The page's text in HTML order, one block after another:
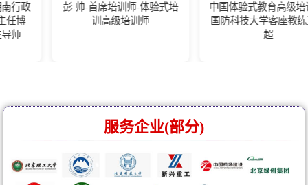
彭 帅-首席培训师-体验式培
训高级培训师
中国体验式教育高级培训师-
国防科技大学客座教练王佰
服务企业(部分)